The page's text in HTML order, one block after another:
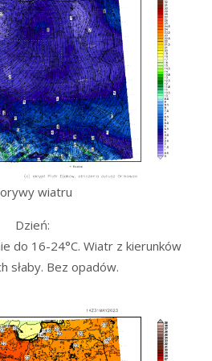
wiatru
Dzień:
do 16-24°C. Wiatr z kierunków
słaby. Bez opadów.